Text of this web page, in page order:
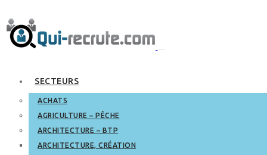
SECTEURS
ACHATS
AGRICULTURE – PÊCHE
ARCHITECTURE – BTP
ARCHITECTURE, CRÉATION